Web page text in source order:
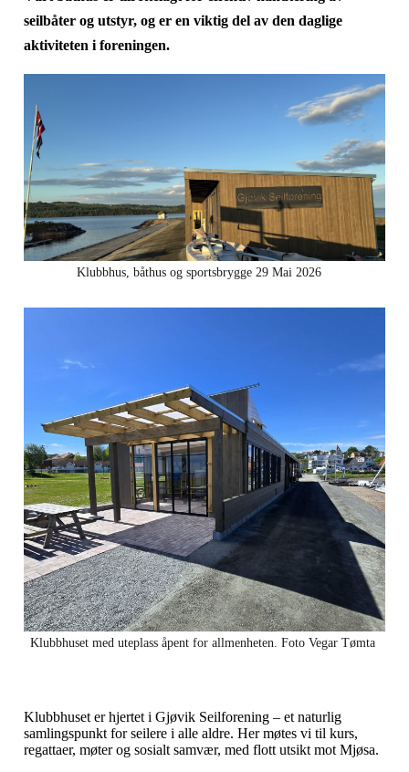
seilbåter og utstyr, og er en viktig del av den daglige
aktiviteten i foreningen.
Klubbhus, båthus og sportsbrygge 29 Mai 2026
Klubbhuset med uteplass åpent for allmenheten. Foto Vegar Tømta
Klubbhuset er hjertet i Gjøvik Seilforening – et naturlig
samlingspunkt for seilere i alle aldre. Her møtes vi til kurs,
regattaer, møter og sosialt samvær, med flott utsikt mot Mjøsa.